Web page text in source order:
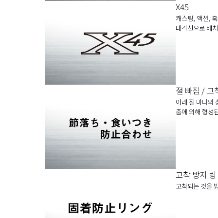
X45
캐스팅, 액션,
대각선으로 배
절 빠짐 / 고
아래 절 마디의
춤에 의해 형성
고착 방지 링
고착되는 것을